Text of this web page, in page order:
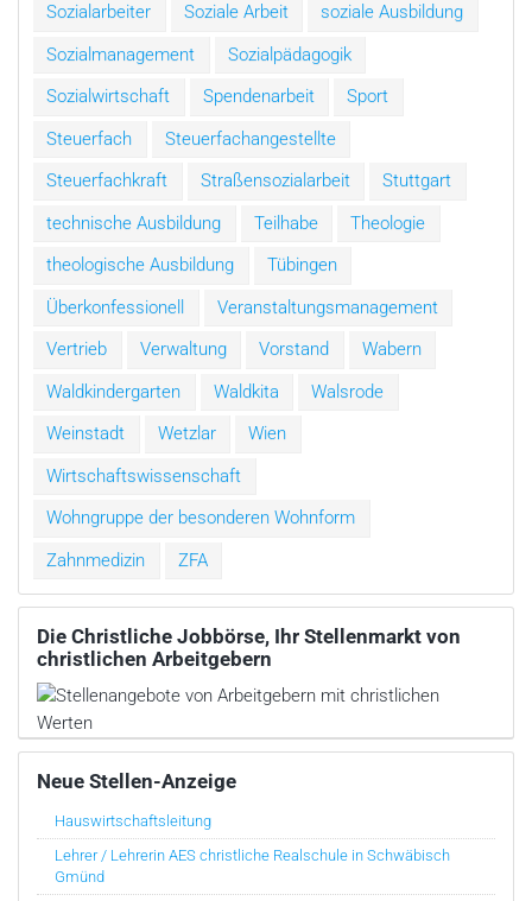
Sozialarbeiter
Soziale Arbeit
soziale Ausbildung
Sozialmanagement
Sozialpädagogik
Sozialwirtschaft
Spendenarbeit
Sport
Steuerfach
Steuerfachangestellte
Steuerfachkraft
Straßensozialarbeit
Stuttgart
technische Ausbildung
Teilhabe
Theologie
theologische Ausbildung
Tübingen
Überkonfessionell
Veranstaltungsmanagement
Vertrieb
Verwaltung Vorstand
Wabern
Waldkindergarten
Waldkita
Walsrode
Weinstadt
Wetzlar
Wien
Wirtschaftswissenschaft
Wohngruppe der besonderen Wohnform
Zahnmedizin
ZFA
Die Christliche Jobbörse, Ihr Stellenmarkt von
christlichen Arbeitgebern
Neue Stellen-Anzeige
Hauswirtschaftsleitung
Lehrer / Lehrerin AES christliche Realschule in Schwäbisch
Gmünd